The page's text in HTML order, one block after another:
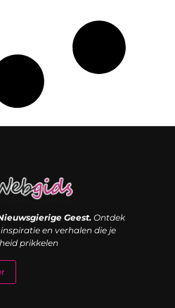
Geest. Ontdek
en verhalen die je
prikkelen